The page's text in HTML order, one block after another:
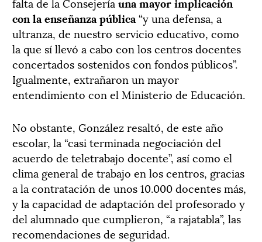
con la enseñanza pública “y una defensa, a
ultranza, de nuestro servicio educativo, como
la que sí llevó a cabo con los centros docentes
concertados sostenidos con fondos públicos”.
Igualmente, extrañaron un mayor
entendimiento con el Ministerio de Educación.
No obstante, González resaltó, de este año
escolar, la “casi terminada negociación del
acuerdo de teletrabajo docente”, así como el
clima general de trabajo en los centros, gracias
a la contratación de unos 10.000 docentes más,
y la capacidad de adaptación del profesorado y
del alumnado que cumplieron, “a rajatabla”, las
recomendaciones de seguridad.